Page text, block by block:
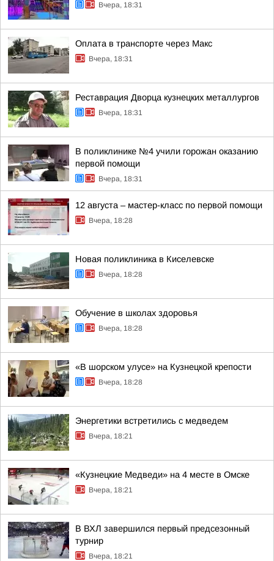
Вчера, 18:31
Оплата в транспорте через Макс
Вчера, 18:31
Реставрация Дворца кузнецких металлургов
Вчера, 18:31
В поликлинике №4 учили горожан оказанию
первой помощи
Вчера, 18:31
12 августа – мастер-класс по первой помощи
Вчера, 18:28
Новая поликлиника в Киселевске
Вчера, 18:28
Обучение в школах здоровья
Вчера, 18:28
«В шорском улусе» на Кузнецкой крепости
Вчера, 18:28
Энергетики встретились с медведем
Вчера, 18:21
«Кузнецкие Медведи» на 4 месте в Омске
Вчера, 18:21
В ВХЛ завершился первый предсезонный
турнир
Вчера, 18:21